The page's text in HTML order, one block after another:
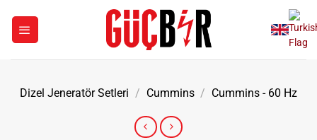
Dizel Jeneratör Setleri / Cummins / Cummins - 60 Hz